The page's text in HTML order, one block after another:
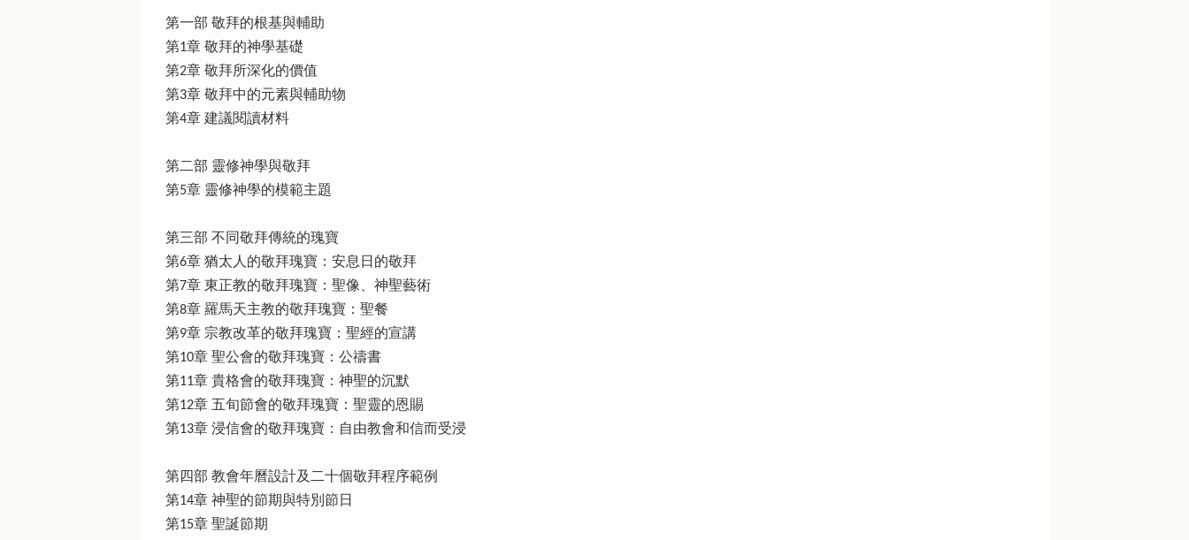
第一部 敬拜的根基與輔助
第1章 敬拜的神學基礎
第2章 敬拜所深化的價值
第3章 敬拜中的元素與輔助物
第4章 建議閱讀材料
第二部 靈修神學與敬拜
第5章 靈修神學的模範主題
第三部 不同敬拜傳統的瑰寶
第6章 猶太人的敬拜瑰寶：安息日的敬拜
第7章 東正教的敬拜瑰寶：聖像、神聖藝術
第8章 羅馬天主教的敬拜瑰寶：聖餐
第9章 宗教改革的敬拜瑰寶：聖經的宣講
第10章 聖公會的敬拜瑰寶：公禱書
第11章 貴格會的敬拜瑰寶：神聖的沉默
第12章 五旬節會的敬拜瑰寶：聖靈的恩賜
第13章 浸信會的敬拜瑰寶：自由教會和信而受浸
第四部 教會年曆設計及二十個敬拜程序範例
第14章 神聖的節期與特別節日
第15章 聖誕節期